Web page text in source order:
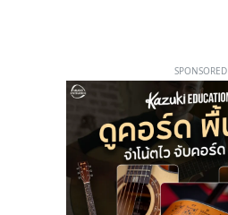
SPONSORED